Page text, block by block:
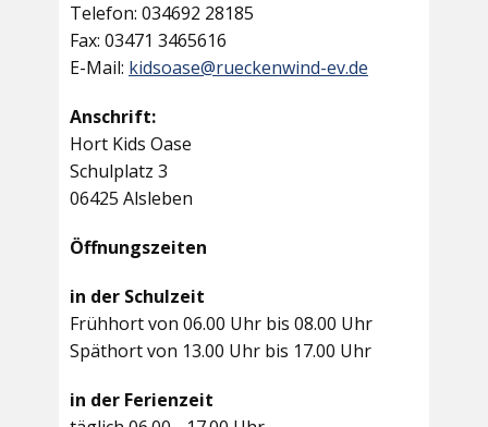
Telefon: 034692 28185
Fax: 03471 3465616
E-Mail: kidsoase@rueckenwind-ev.de
Anschrift:
Hort Kids Oase
Schulplatz 3
06425 Alsleben
Öffnungszeiten
in der Schulzeit
Frühhort von 06.00 Uhr bis 08.00 Uhr
Späthort von 13.00 Uhr bis 17.00 Uhr
in der Ferienzeit